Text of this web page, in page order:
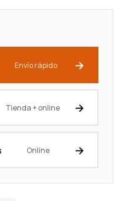
Envío rápido
Tienda + online
Online